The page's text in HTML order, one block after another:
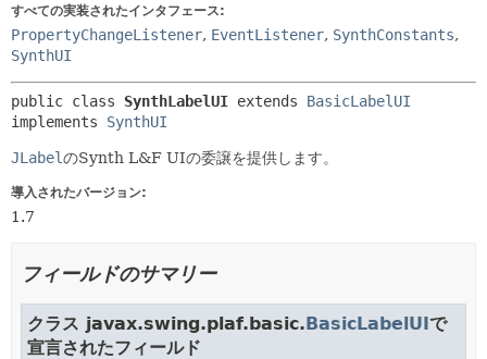
非推奨
索引
すべての実装されたインタフェース:
PropertyChangeListener, EventListener, SynthConstants,
SynthUI
public class SynthLabelUI extends BasicLabelUI
implements SynthUI
JLabelのSynth L&F UIの委譲を提供します。
導入されたバージョン:
1.7
フィールドのサマリー
クラス javax.swing.plaf.basic.BasicLabelUIで
宣言されたフィールド